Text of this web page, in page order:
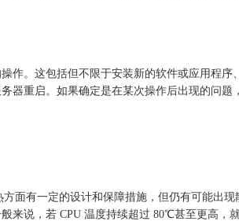
作。这包括但不限于安装新的软件或应用程
重启。如果确定是在某次操作后出现的问题
方面有一定的设计和保障措施，但仍有可能出
来说，若 CPU 温度持续超过 80℃甚至更高，